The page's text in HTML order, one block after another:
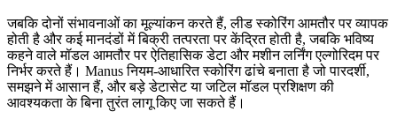
जबकि दोनों संभावनाओं का मूल्यांकन करते हैं, लीड स्कोरिंग आमतौर पर व्यापक
होती है और कई मानदंडों में बिक्री तत्परता पर केंद्रित होती है, जबकि भविष्य
कहने वाले मॉडल आमतौर पर ऐतिहासिक डेटा और मशीन लर्निंग एल्गोरिदम पर
निर्भर करते हैं। Manus नियम-आधारित स्कोरिंग ढांचे बनाता है जो पारदर्शी,
समझने में आसान हैं, और बड़े डेटासेट या जटिल मॉडल प्रशिक्षण की
आवश्यकता के बिना तुरंत लागू किए जा सकते हैं।